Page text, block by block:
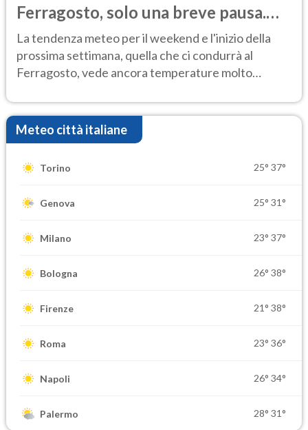
Ferragosto, solo una breve pausa.
Ecco dove
La tendenza meteo per il weekend e l'inizio della
prossima settimana, quella che ci condurrà al
Ferragosto, vede ancora temperature molto
Meteo città italiane
Torino 25° 37°
Genova 25° 31°
Milano 23° 37°
Bologna 26° 38°
Firenze 21° 38°
Roma 23° 36°
Napoli 26° 34°
Palermo 28° 31°